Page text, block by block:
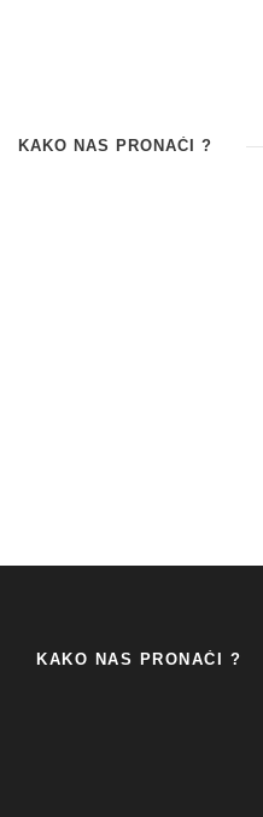
KAKO NAS PRONAĆI ?
KAKO NAS PRONAĆI ?